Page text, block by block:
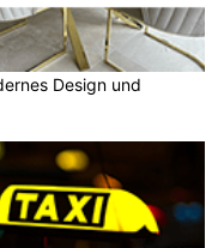
Design und